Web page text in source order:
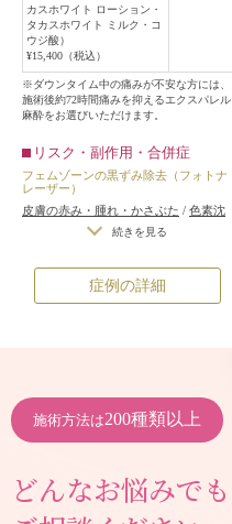
カスホワイト ローション・
タカスホワイト ミルク・コ
ウジ酸）
¥15,400（税込）
※ダウンタイム中の痛みが不安な方には、
施術後約72時間痛みを抑えるエクスパレル
麻酔をお選びいただけます。
リスク・副作用・合併症
フェムゾーンの黒ずみ除去（フォトナ
レーザー）
皮膚の赤み・腫れ・かさぶた / 色素沈
続きを見る
症例の詳細
施術方法は200種類以上
どんなお悩みでも